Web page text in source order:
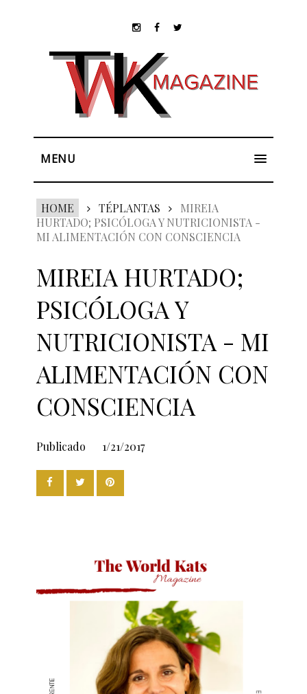
MENU
HOME TÉPLANTAS
MIREIA
HURTADO; PSICÓLOGA Y NUTRICIONISTA -
MI ALIMENTACIÓN CON CONSCIENCIA
MIREIA HURTADO;
PSICÓLOGA Y
NUTRICIONISTA - MI
ALIMENTACIÓN CON
CONSCIENCIA
Publicado 1/21/2017